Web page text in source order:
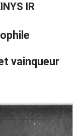
IR
vainqueur